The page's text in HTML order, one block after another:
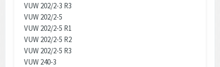
VUW 202/2-3 R3
VUW 202/2-5
VUW 202/2-5 R1
VUW 202/2-5 R2
VUW 202/2-5 R3
VUW 240-3